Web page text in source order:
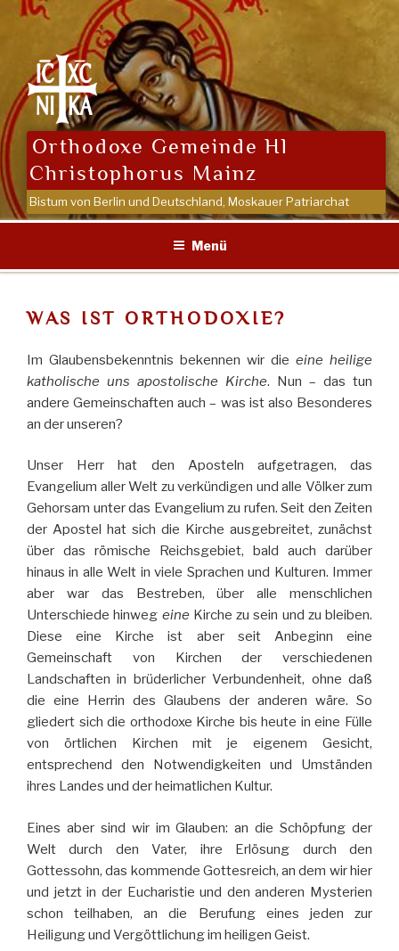
Zum
Orthodoxe Gemeinde Hl
Christophorus Mainz
Bistum von Berlin und Deutschland, Moskauer Patriarchat
Menü
WAS IST ORTHODOXIE?
Im Glaubensbekenntnis bekennen wir die eine heilige
katholische uns apostolische Kirche. Nun – das tun
andere Gemeinschaften auch – was ist also Besonderes
an der unseren?
Unser Herr hat den Aposteln aufgetragen, das
Evangelium aller Welt zu verkündigen und alle Völker zum
Gehorsam unter das Evangelium zu rufen. Seit den Zeiten
der Apostel hat sich die Kirche ausgebreitet, zunächst
über das römische Reichsgebiet, bald auch darüber
hinaus in alle Welt in viele Sprachen und Kulturen. Immer
aber war das Bestreben, über alle menschlichen
Unterschiede hinweg eine Kirche zu sein und zu bleiben.
Diese eine Kirche ist aber seit Anbeginn eine
Gemeinschaft von Kirchen der verschiedenen
Landschaften in brüderlicher Verbundenheit, ohne daß
die eine Herrin des Glaubens der anderen wäre. So
gliedert sich die orthodoxe Kirche bis heute in eine Fülle
von örtlichen Kirchen mit je eigenem Gesicht,
entsprechend den Notwendigkeiten und Umständen
ihres Landes und der heimatlichen Kultur.
Eines aber sind wir im Glauben: an die Schöpfung der
Welt durch den Vater, ihre Erlösung durch den
Gottessohn, das kommende Gottesreich, an dem wir hier
und jetzt in der Eucharistie und den anderen Mysterien
schon teilhaben, an die Berufung eines jeden zur
Heiligung und Vergöttlichung im heiligen Geist.